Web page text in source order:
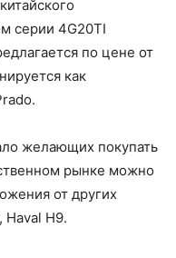
серии 4G20TI
по цене от
как
желающих покупать
рынке можно
от других
Haval H9.